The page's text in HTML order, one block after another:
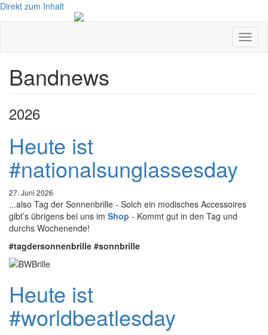
Direkt zum Inhalt
Bandnews
2026
Heute ist
#nationalsunglassesday
27. Juni 2026
...also Tag der Sonnenbrille - Solch ein modisches Accessoires
gibt’s übrigens bei uns im Shop - Kommt gut in den Tag und
durchs Wochenende!
#tagdersonnenbrille #sonnbrille
Heute ist
#worldbeatlesday